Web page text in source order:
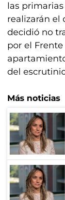
las primarias
realizarán el
decidió no
por el
del
Más noticias